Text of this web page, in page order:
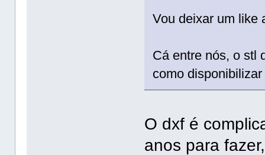
Vou deixar um like
Cá entre nós, o stl
como
O dxf é
anos para